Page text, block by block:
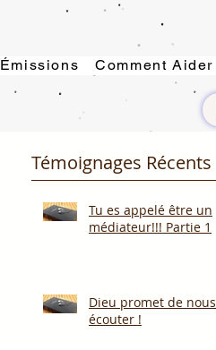
Émissions Comment Aider
Témoignages Récents
Tu es appelé être un
médiateur!!! Partie 1
Dieu promet de nous
écouter !